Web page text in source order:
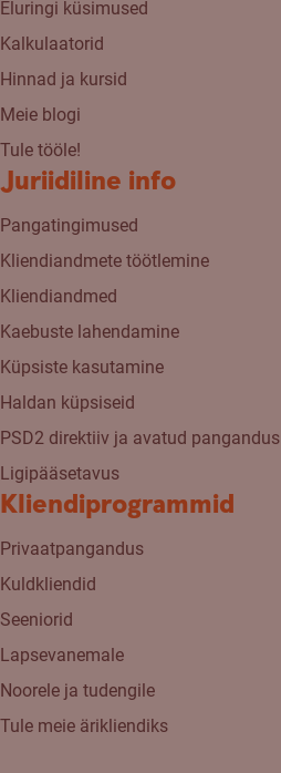
Eluringi küsimused
Kalkulaatorid
Hinnad ja kursid
Meie blogi
Tule tööle!
Juriidiline info
Pangatingimused
Kliendiandmete töötlemine
Kliendiandmed
Kaebuste lahendamine
Küpsiste kasutamine
Haldan küpsiseid
PSD2 direktiiv ja avatud pangandus
Ligipääsetavus
Kliendiprogrammid
Privaatpangandus
Kuldkliendid
Seeniorid
Lapsevanemale
Noorele ja tudengile
Tule meie ärikliendiks